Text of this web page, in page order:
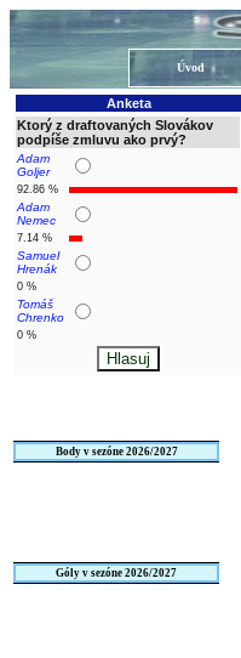
Úvod
Anketa
Ktorý z draftovaných Slovákov
podpíše zmluvu ako prvý?
Adam
Goljer
92.86 %
Adam
Nemec
7.14 %
Samuel
Hrenák
0 %
Tomáš
Chrenko
0 %
Body v sezóne 2026/2027
Góly v sezóne 2026/2027